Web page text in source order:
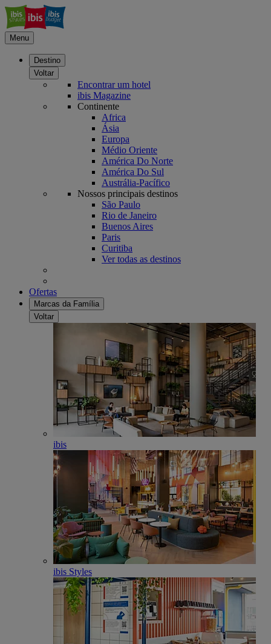
Menu
Destino
Voltar
Encontrar um hotel
ibis Magazine
Continente
Africa
Ásia
Europa
Médio Oriente
América Do Norte
América Do Sul
Austrália-Pacífico
Nossos principais destinos
São Paulo
Rio de Janeiro
Buenos Aires
Paris
Curitiba
Ver todas as destinos
Ofertas
Marcas da Família
Voltar
ibis
ibis Styles